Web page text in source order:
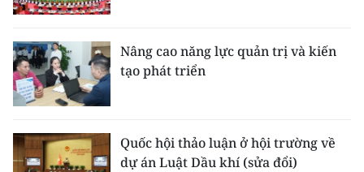
Nâng cao năng lực quản trị và kiến
tạo phát triển
Quốc hội thảo luận ở hội trường về
dự án Luật Dầu khí (sửa đổi)